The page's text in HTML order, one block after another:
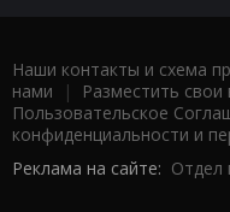
Наши контакты и схема
нами | Разместить
Пользовательское
конфиденциальности и
Реклама на сайте: Отдел